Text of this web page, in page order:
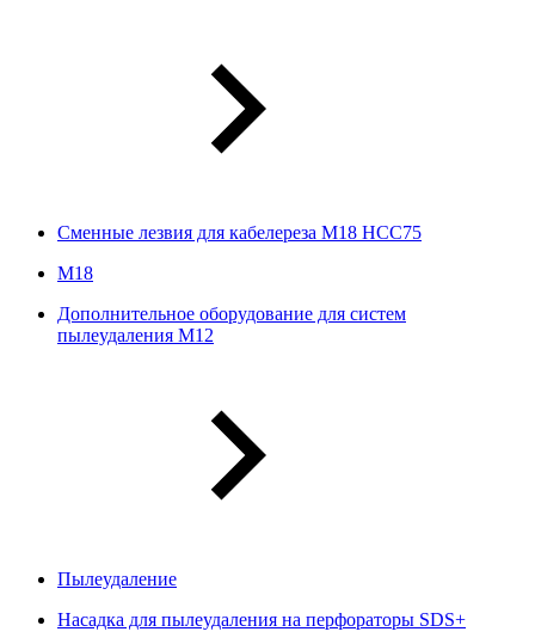
Сменные лезвия для кабелереза M18 HCC75
М18
Дополнительное оборудование для систем
пылеудаления М12
Пылеудаление
Насадка для пылеудаления на перфораторы SDS+